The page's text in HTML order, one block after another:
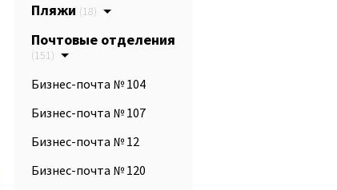
Пляжи (18)
Почтовые отделения
(151)
Бизнес-почта № 104
Бизнес-почта № 107
Бизнес-почта № 12
Бизнес-почта № 120